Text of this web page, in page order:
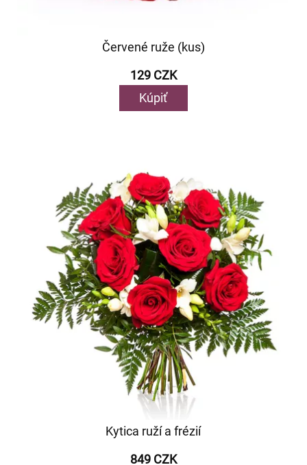
Červené ruže (kus)
129 CZK
Kúpiť
Kytica ruží a frézií
849 CZK